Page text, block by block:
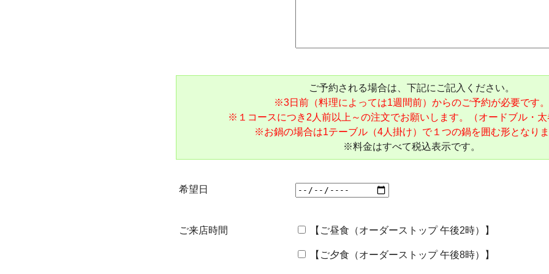
ご予約される場合は、下記にご記入ください。
※3日前（料理によっては1週間前）からのご予約が必要です。
※１コースにつき2人前以上～の注文でお願いします。（オードブル・太
※お鍋の場合は1テーブル（4人掛け）で１つの鍋を囲む形となりま
※料金はすべて税込表示です。
希望日
ご来店時間 【ご昼食（オーダーストップ 午後2時）】
【ご夕食（オーダーストップ 午後8時）】